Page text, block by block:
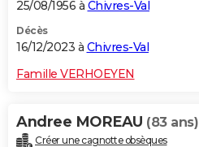
GUIDES D'ACHAT
Carte de Noël
Carte Bonne année
Carte Saint-Valentin
Carte Pâques
Carte d'anniversaire
DICTIONNAIRE
25/08/1956 à Chivres-Val
Décès
16/12/2023 à Chivres-Val
Famille VERHOEYEN
Andree MOREAU (83 ans)
Créer une cagnotte obsèques